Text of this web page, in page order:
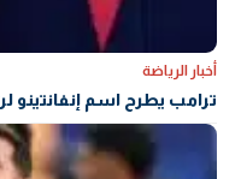
أخبار الرياضة
ترامب يطرح اسم إنفانتينو